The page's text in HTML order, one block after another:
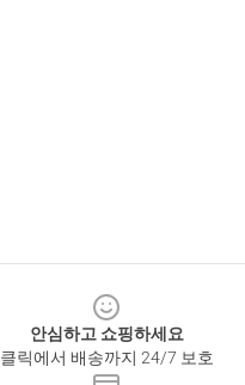
안심하고 쇼핑하세요
클릭에서 배송까지 24/7 보호